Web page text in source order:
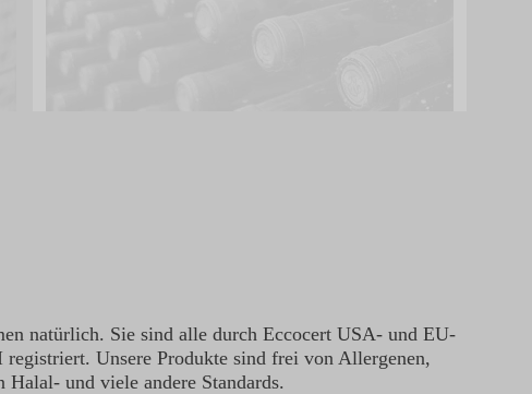
natürlich. Sie sind alle durch Eccocert USA- und EU-
Unsere Produkte sind frei von Allergenen,
und viele andere Standards.